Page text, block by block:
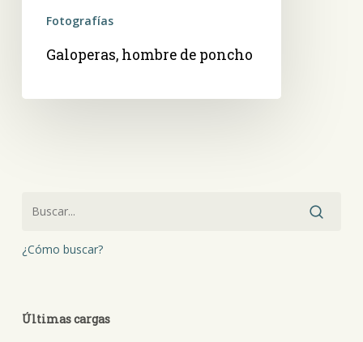
Fotografías
Galoperas, hombre de poncho
¿Cómo buscar?
Últimas cargas